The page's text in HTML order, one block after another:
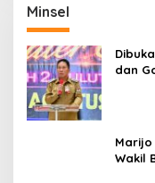
Minsel
dan
Marijo
Wakil